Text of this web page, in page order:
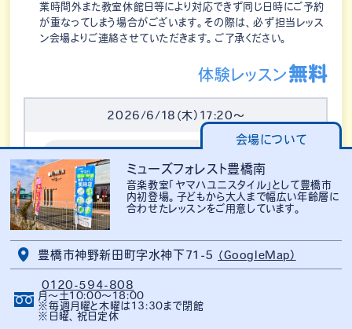
会場について
ミューズフォレスト豊橋南
音楽教室「ヤマハユニスタイル」として豊橋市
内初登場。子どもから大人まで幅広い年齢層に
合わせたレッスンをご用意しています。
豊橋市神野新田町字水神下71-5 （GoogleMap）
0120-594-808
月〜土10:00〜18:00
※毎週月曜と木曜は13:30まで閉館
※日曜、祝日定休
業時間外また教室休館日等により対応できず同じ日時にご予約
が重なってしまう場合がございます。その際は、必ず担当レッス
ン会場よりご連絡させていただきます。ご了承ください。
体験レッスン 無料
2026/6/18（木）17:20～
2026/6/18（木）18:10～
終了しました